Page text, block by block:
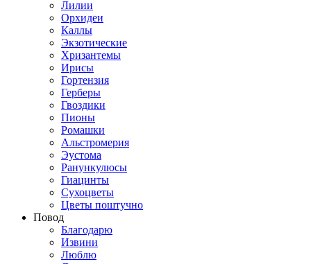
Лилии
Орхидеи
Каллы
Экзотические
Хризантемы
Ирисы
Гортензия
Герберы
Гвоздики
Пионы
Ромашки
Альстромерия
Эустома
Ранункулюсы
Гиацинты
Сухоцветы
Цветы поштучно
Повод
Благодарю
Извини
Люблю